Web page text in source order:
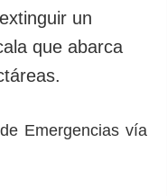
un
que abarca
Emergencias vía